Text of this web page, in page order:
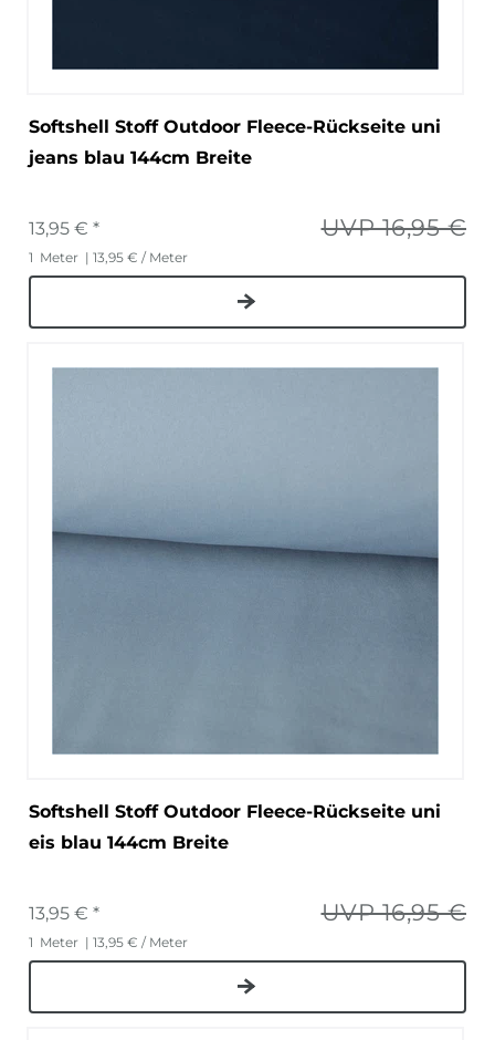
Softshell Stoff Outdoor Fleece-Rückseite uni
jeans blau 144cm Breite
UVP 16,95 €
13,95 € *
1 Meter | 13,95 € / Meter
Softshell Stoff Outdoor Fleece-Rückseite uni
eis blau 144cm Breite
UVP 16,95 €
13,95 € *
1 Meter | 13,95 € / Meter